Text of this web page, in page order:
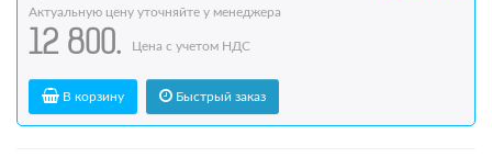
Актуальную цену уточняйте у менеджера
12 800. Цена с учетом НДС
В корзину Быстрый заказ